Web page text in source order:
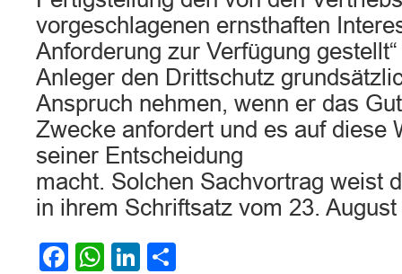
vorgeschlagenen ernsthaften
Anforderung zur Verfügung
Anleger den Drittschutz
Anspruch nehmen, wenn er das
Zwecke anfordert und es auf diese
seiner Entscheidung
macht. Solchen Sachvortrag weist
in ihrem Schriftsatz vom 23.
Facebook
WhatsApp
LinkedIn